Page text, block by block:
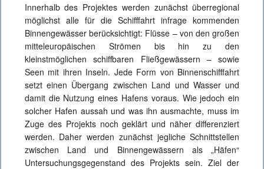
Innerhalb des Projektes werden zunächst überregional
möglichst alle für die Schifffahrt infrage kommenden
Binnengewässer berücksichtigt: Flüsse – von den großen
mitteleuropäischen Strömen bis hin zu den
kleinstmöglichen schiffbaren Fließgewässern – sowie
Seen mit ihren Inseln. Jede Form von Binnenschifffahrt
setzt einen Übergang zwischen Land und Wasser und
damit die Nutzung eines Hafens voraus. Wie jedoch ein
solcher Hafen aussah und was ihn ausmachte, muss im
Zuge des Projekts noch geklärt und näher differenziert
werden. Daher werden zunächst jegliche Schnittstellen
zwischen Land und Binnengewässern als „Häfen“
Untersuchungsgegenstand des Projekts sein. Ziel der